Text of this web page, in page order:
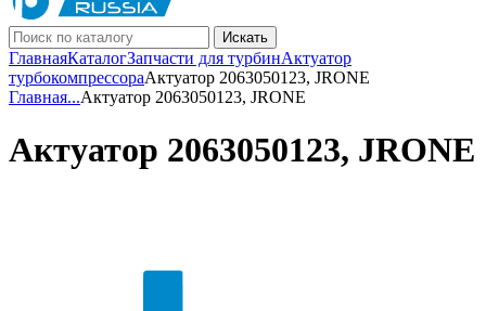
Искать
ГлавнаяКаталогЗапчасти для турбинАктуатор
турбокомпрессораАктуатор 2063050123, JRONE
Главная...Актуатор 2063050123, JRONE
Актуатор 2063050123, JRONE